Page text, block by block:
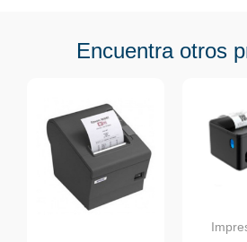
Encuentra otros
Agotado